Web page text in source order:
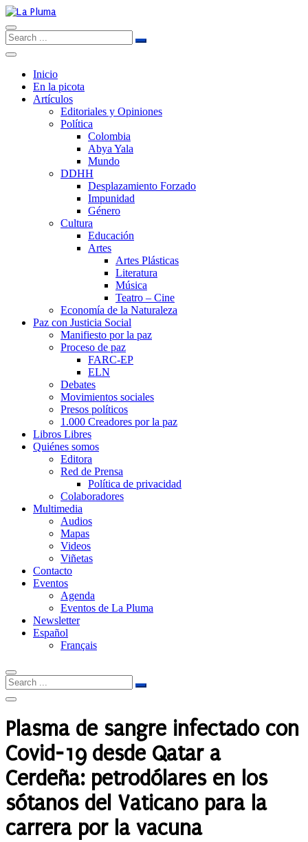
Inicio
En la picota
Artículos
Editoriales y Opiniones
Política
Colombia
Abya Yala
Mundo
DDHH
Desplazamiento Forzado
Impunidad
Género
Cultura
Educación
Artes
Artes Plásticas
Literatura
Música
Teatro – Cine
Economía de la Naturaleza
Paz con Justicia Social
Manifiesto por la paz
Proceso de paz
FARC-EP
ELN
Debates
Movimientos sociales
Presos políticos
1.000 Creadores por la paz
Libros Libres
Quiénes somos
Editora
Red de Prensa
Política de privacidad
Colaboradores
Multimedia
Audios
Mapas
Videos
Viñetas
Contacto
Eventos
Agenda
Eventos de La Pluma
Newsletter
Español
Français
Plasma de sangre infectado con
Covid-19 desde Qatar a
Cerdeña: petrodólares en los
sótanos del Vaticano para la
carrera por la vacuna